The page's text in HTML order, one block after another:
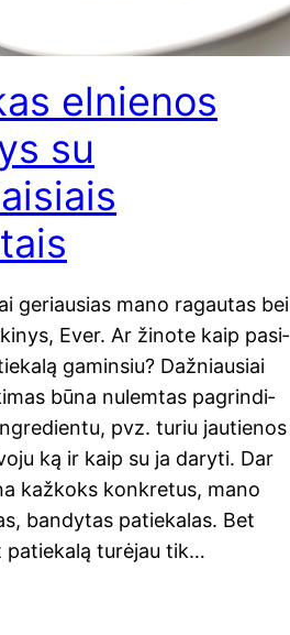
elnienos
su
geriau­sias mano ragau­tas bei
Ever. Ar žino­te kaip pasi­
gaminsiu? Daž­niau­siai
būna nulem­tas pag­rin­di­
pvz. turiu jau­tie­nos
ką ir kaip su ja dary­ti. Dar
kaž­koks konk­re­tus, mano
ban­dy­tas patie­ka­las. Bet
patie­ka­lą turė­jau tik…